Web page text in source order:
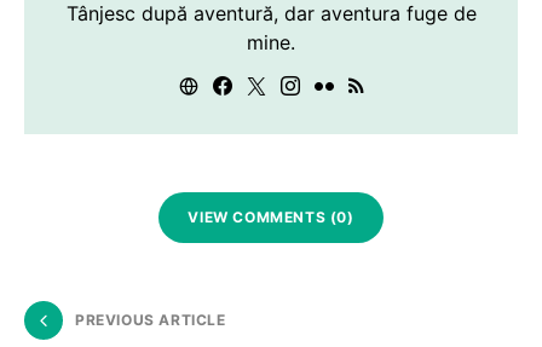
Tânjesc după aventură, dar aventura fuge de
mine.
VIEW COMMENTS (0)
PREVIOUS ARTICLE